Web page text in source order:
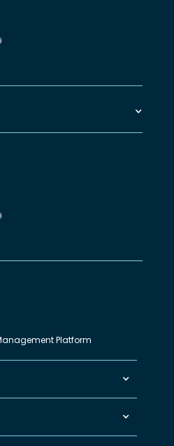
Platform